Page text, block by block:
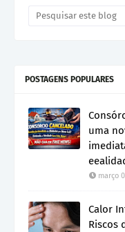
POSTAGENS POPULARES
uma
março
Calor
Riscos